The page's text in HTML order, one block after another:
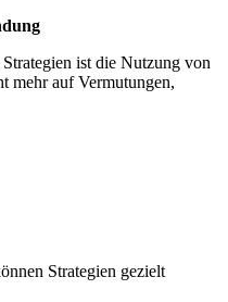
ist die Nutzung von
mehr auf Vermutungen,
Strategien gezielt